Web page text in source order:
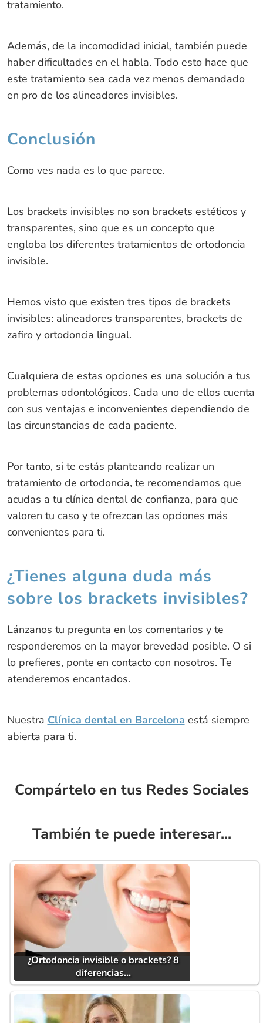
tratamiento.
Además, de la incomodidad inicial, también puede
haber dificultades en el habla. Todo esto hace que
este tratamiento sea cada vez menos demandado
en pro de los alineadores invisibles.
Conclusión
Como ves nada es lo que parece.
Los brackets invisibles no son brackets estéticos y
transparentes, sino que es un concepto que
engloba los diferentes tratamientos de ortodoncia
invisible.
Hemos visto que existen tres tipos de brackets
invisibles: alineadores transparentes, brackets de
zafiro y ortodoncia lingual.
Cualquiera de estas opciones es una solución a tus
problemas odontológicos. Cada uno de ellos cuenta
con sus ventajas e inconvenientes dependiendo de
las circunstancias de cada paciente.
Por tanto, si te estás planteando realizar un
tratamiento de ortodoncia, te recomendamos que
acudas a tu clínica dental de confianza, para que
valoren tu caso y te ofrezcan las opciones más
convenientes para ti.
¿Tienes alguna duda más
sobre los brackets invisibles?
Lánzanos tu pregunta en los comentarios y te
responderemos en la mayor brevedad posible. O si
lo prefieres, ponte en contacto con nosotros. Te
atenderemos encantados.
Nuestra Clínica dental en Barcelona está siempre
abierta para ti.
Compártelo en tus Redes Sociales
También te puede interesar...
¿Ortodoncia invisible o brackets? 8
diferencias…